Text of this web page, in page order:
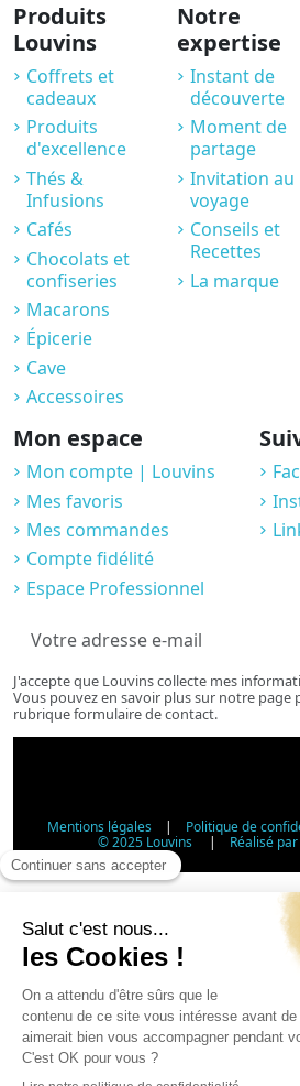
Produits
Louvins
Coffrets et
cadeaux
Produits
d'excellence
Thés &
Infusions
Cafés
Chocolats et
confiseries
Macarons
Épicerie
Cave
Accessoires
Notre
expertise
Instant de
découverte
Moment de
partage
Invitation au
voyage
Conseils et
Recettes
La marque
Mon espace
Mon compte | Louvins
Mes favoris
Mes commandes
Compte fidélité
Espace Professionnel
J'accepte que Louvins collecte mes
Vous pouvez en savoir plus sur notre
rubrique formulaire de contact.
Mentions légales | Politique de
© 2025 Louvins | Réalisé
Vérification d'âge - Vente
Conformément à l'article L3342-1
publique, la vente d'alcool est
moins de 18 ans. Veuillez
Article L3342-1 du Code de la
d'alcool aux mineurs de moins de